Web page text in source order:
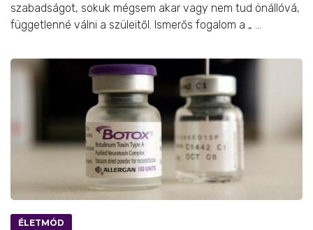
szabadságot, sokuk mégsem akar vagy nem tud önállóvá,
függetlenné válni a szüleitől. Ismerős fogalom a „ ...
ÉLETMÓD